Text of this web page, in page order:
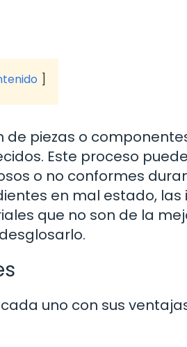
de piezas o
Este proceso
o no conformes
en mal estado, las
que no son de la
uno con sus